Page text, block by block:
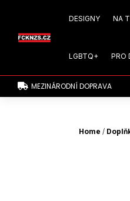
DESIGNY NA
LGBTQ+ PRO
 MEZINÁRODNÍ DOPRAVA
Home /